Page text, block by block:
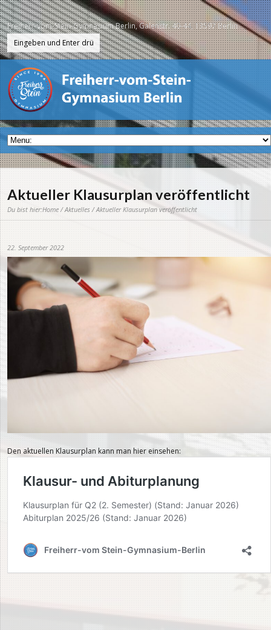
Freiherr-vom-Stein-Gymnasium Berlin, Galenstr. 40-44, 13597 Berlin
Aktueller Klausurplan veröffentlicht
Du bist hier:Home/Aktuelles/ Aktueller Klausurplan veröffentlicht
22. September 2022
Den aktuellen Klausurplan kann man hier einsehen: